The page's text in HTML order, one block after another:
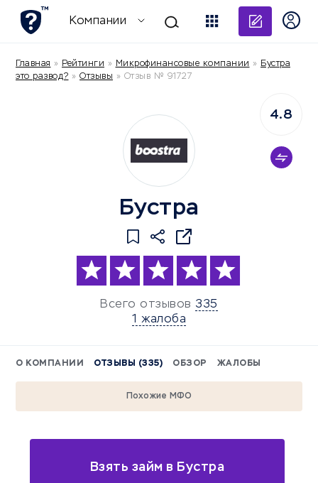
Компании
Главная » Рейтинги » Микрофинансовые компании » Бустра
это развод? » Отзывы » Отзыв № 91727
Бустра
Всего отзывов 335
1 жалоба
4.8
О КОМПАНИИ ОТЗЫВЫ (335) ОБЗОР ЖАЛОБЫ
Похожие МФО
Взять займ в Бустра